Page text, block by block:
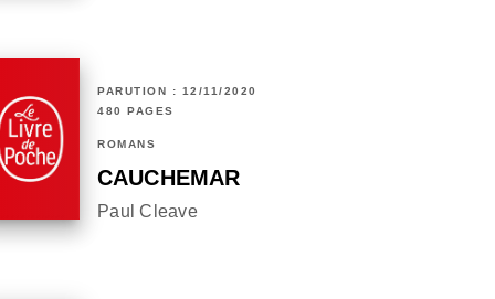
PARUTION : 12/11/2020
480 PAGES
ROMANS
CAUCHEMAR
Paul Cleave